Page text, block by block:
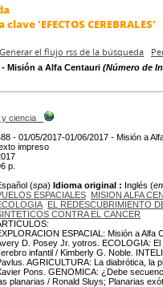
clave'EFECTOS CEREBRALES'
Generar el flujo rss de la búsqueda
- Misión a Alfa Centauri (Número de
y ciencia
- 01/05/2017-01/06/2017 - Misión a
impreso
p.
(spa) Idioma original : Inglés (
ESPACIALES MISION ALFA
EL REDESCUBRIMIENTO
CONTRA EL CANCER
ESPACIAL: Misión a
D. Posey Jr. yotros. ECOLOGIA:
infantil / Kimberly G. Noble.
AGRICULTURA: La diabrótica, la
Pons. GENOMICA: ¿Debe
planarias / Ronald Sluys; Planarias